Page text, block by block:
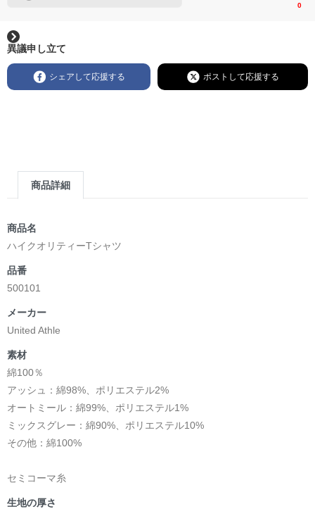
0
異議申し立て
シェアして応援する ポストして応援する
商品詳細
商品名
ハイクオリティーTシャツ
品番
500101
メーカー
United Athle
素材
綿100％
アッシュ：綿98%、ポリエステル2%
オートミール：綿99%、ポリエステル1%
ミックスグレー：綿90%、ポリエステル10%
その他：綿100%
セミコーマ糸
生地の厚さ